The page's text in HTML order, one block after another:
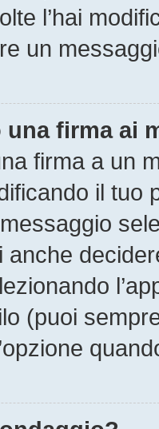
l’hai
un
firma ai
firma a un
il tuo
anche
(puoi